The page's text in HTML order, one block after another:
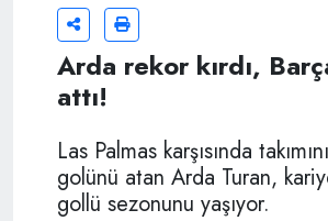
Arda rekor kırdı,
attı!
Las Palmas karşısında
golünü atan Arda Turan,
gollü sezonunu yaşıyor.